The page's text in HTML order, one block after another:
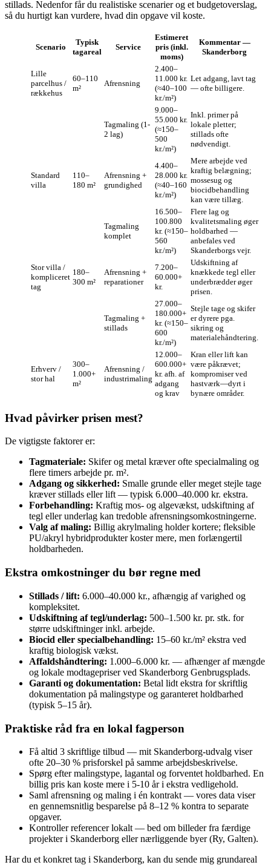
stillads. Nedenfor får du realistiske scenarier og et budgetoverslag,
så du hurtigt kan vurdere, hvad din opgave vil koste.
Scenario
Typisk
tagareal
Service
Estimeret
pris (inkl.
moms)
Kommentar —
Skanderborg
Lille
parcelhus /
rækkehus
60–110
m²
Afre­nsning
2.400–
11.000 kr.
(≈40–100
kr./m²)
Let adgang, lavt tag
— ofte billigere.
Tagmaling (1-
2 lag)
9.000–
55.000 kr.
(≈150–
500
kr./m²)
Inkl. primer på
lokale pletter;
stillads ofte
nødvendigt.
Standard
villa
110–
180 m²
Afre­nsning +
grundighed
4.400–
28.000 kr.
(≈40–160
kr./m²)
Mere arbejde ved
kraftig belægning;
mossesug og
biocidbehandling
kan være tillæg.
Tagmaling
komplet
16.500–
100.800
kr. (≈150–
560
kr./m²)
Flere lag og
kvalitetsmaling øger
holdbarhed —
anbefales ved
Skanderborgs vejr.
Stor villa /
kompliceret
tag
180–
300 m²
Afre­nsning +
reparationer
7.200–
60.000+
kr.
Udskiftning af
knækkede tegl eller
underbrædder øger
prisen.
Tagmaling +
stillads
27.000–
180.000+
kr. (≈150–
600
kr./m²)
Stejle tage og skifer
er dyrere pga.
sikring og
materialehåndtering.
Erhverv /
stor hal
300–
1.000+
m²
Afre­nsning /
industrimaling
12.000–
600.000+
kr. afh. af
adgang
og krav
Kran eller lift kan
være påkrævet;
kompromiser ved
hastværk—dyrt i
bynære områder.
Hvad påvirker prisen mest?
De vigtigste faktorer er:
Tagmateriale: Skifer og metal kræver ofte specialmaling og
flere timers arbejde pr. m².
Adgang og sikkerhed: Smalle grunde eller meget stejle tage
kræver stillads eller lift — typisk 6.000–40.000 kr. ekstra.
Forbehandling: Kraftig mos- og algevækst, udskiftning af
tegl eller underlag kan tredoble afrensningsomkostningerne.
Valg af maling: Billig akrylmaling holder kortere; fleksible
PU/akryl hybridprodukter koster mere, men forlængertil
holdbarheden.
Ekstra omkostninger du bør regne med
Stillads / lift: 6.000–40.000 kr., afhængig af varighed og
kompleksitet.
Udskiftning af tegl/underlag: 500–1.500 kr. pr. stk. for
større udskiftninger inkl. arbejde.
Biocid eller specialbehandling: 15–60 kr./m² ekstra ved
kraftig biologisk vækst.
Affaldshåndtering: 1.000–6.000 kr. — afhænger af mængde
og lokale modtagepriser ved Skanderborg Genbrugsplads.
Garanti og dokumentation: Betal lidt ekstra for skriftlig
dokumentation på malingstype og garanteret holdbarhed
(typisk 5–15 år).
Praktiske råd fra en lokal fagperson
Få altid 3 skriftlige tilbud — mit Skanderborg‑udvalg viser
ofte 20–30 % prisforskel på samme arbejdsbeskrivelse.
Spørg efter malingstype, lagantal og forventet holdbarhed. En
billig pris kan koste mere i 5‑10 år i ekstra vedligehold.
Saml afrensning og maling i én kontrakt — vores data viser
en gennemsnitlig besparelse på 8–12 % kontra to separate
opgaver.
Kontroller referencer lokalt — bed om billeder fra færdige
projekter i Skanderborg eller nærliggende byer (Ry, Galten).
Har du et konkret tag i Skanderborg, kan du sende mig grundareal